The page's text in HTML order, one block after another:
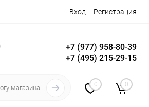
Вход Регистрация
+7 (977) 958-80-39
+7 (495) 215-29-15
0 0